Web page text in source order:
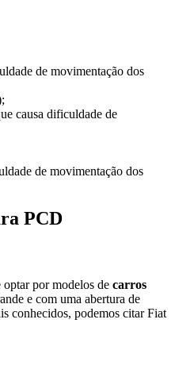
de movimentação dos
causa dificuldade de
de movimentação dos
PCD
por modelos de carros
e com uma abertura de
conhecidos, podemos citar Fiat